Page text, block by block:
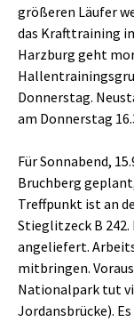
größeren Läufer
das Krafttraining
Harzburg geht
Donnerstag.
am Donnerstag
Für Sonnabend,
Bruchberg
Treffpunkt ist an
Stieglitzeck B
angeliefert.
mitbringen.
Nationalpark tut
Jordansbrücke).